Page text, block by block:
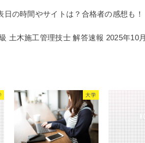
の時間やサイトは？合格者の感想も！
土木施工管理技士 解答速報 2025年10月
大学